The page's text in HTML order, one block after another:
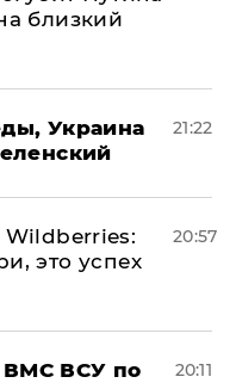
близкий
Украина
21:22
Wildberries:
это успех
20:57
ВМС ВСУ по
20:11